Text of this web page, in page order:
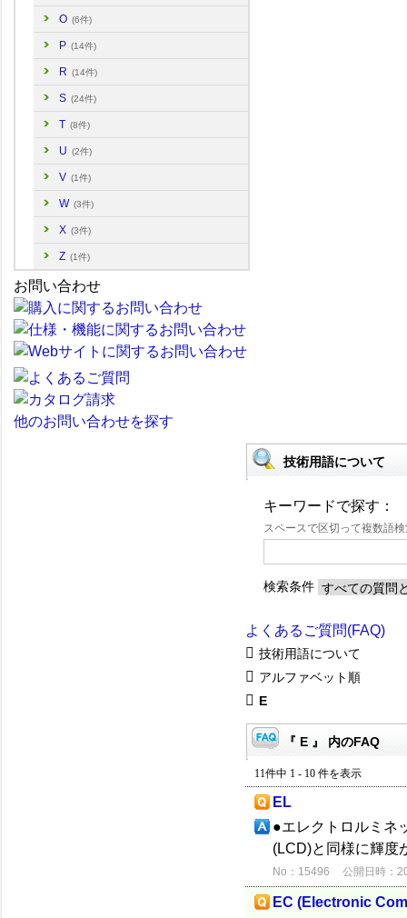
O (6件)
P (14件)
R (14件)
S (24件)
T (8件)
U (2件)
V (1件)
W (3件)
X (3件)
Z (1件)
お問い合わせ
他のお問い合わせを探す
技術用語について
キーワードで探す：
スペースで区切って複数語
検索条件
よくあるご質問(FAQ)
技術用語について
アルファベット順
E
『 E 』 内のFAQ
11件中 1 - 10 件を表示
EL
●エレクトロルミネ
(LCD)と同様に輝度
No：15496 公開日時：
EC (Electronic